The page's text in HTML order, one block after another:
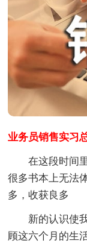
业务员销售实习
在这段时间里
很多书本上无法
多，收获良多
新的认识使我
顾这六个月的生